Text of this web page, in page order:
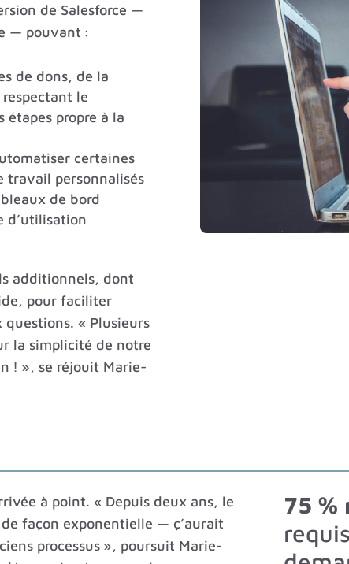
de Salesforce —
— pouvant :
de dons, de la
le
étapes propre à la
certaines
travail personnalisés
de bord
d’utilisation
additionnels, dont
pour faciliter
« Plusieurs
la simplicité de notre
! », se réjouit Marie-
à point. « Depuis deux ans, le
façon exponentielle — ç’aurait
processus », poursuit Marie-
75 %